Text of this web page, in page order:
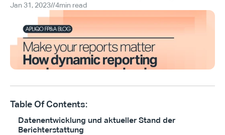
Jan 31, 2023//4min read
Table Of Contents:
Datenentwicklung und aktueller Stand der
Berichterstattung